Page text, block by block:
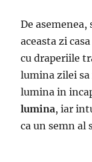
De asemenea,
aceasta zi
cu draperiile
lumina zilei
lumina in
lumina, iar
ca un semn al